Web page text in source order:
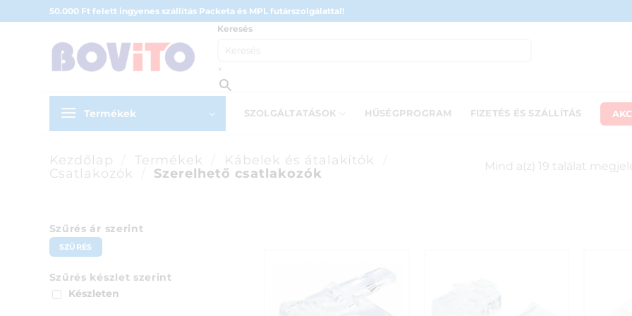
to
50.000 Ft felett ingyenes szállítás Packeta és MPL futárszolgálattal!
Keresés
×
Termékek SZOLGÁLTATÁSOK HŰSÉGPROGRAM FIZETÉS ÉS SZÁLLÍTÁS
Kezdőlap Termékek Kábelek és átalakítók
Csatlakozók
Szerelhető csatlakozók Mind a(z) 19 találat
Szűrés ár szerint
Min
Max
SZŰRÉS
Szűrés készlet szerint
Készleten